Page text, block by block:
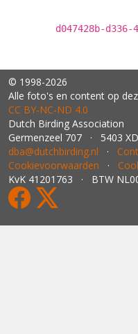
d047428b-d336-
© 1998-2026
Alle foto's en content op
CC BY‑NC‑ND 4.0
Dutch Birding Association
Germenzeel 707 · 5403
dba@dutchbirding.nl ·
Cookievoorwaarden ·
KvK 41201763 · BTW